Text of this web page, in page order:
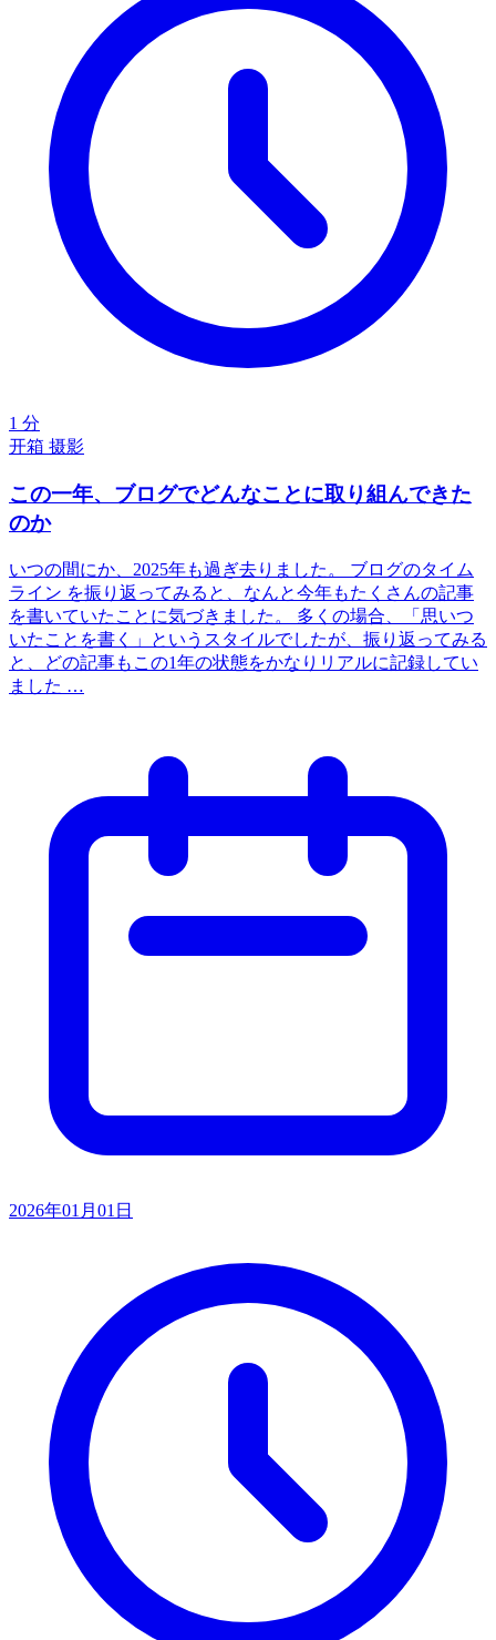
1 分
开箱 摄影
この一年、ブログでどんなことに取り組んできた
のか
いつの間にか、2025年も過ぎ去りました。 ブログのタイム
ライン を振り返ってみると、なんと今年もたくさんの記事
を書いていたことに気づきました。 多くの場合、「思いつ
いたことを書く」というスタイルでしたが、振り返ってみる
と、どの記事もこの1年の状態をかなりリアルに記録してい
ました …
2026年01月01日